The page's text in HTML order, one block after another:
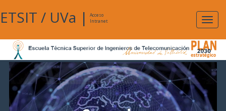
ETSIT / UVa |
Acceso
Intranet